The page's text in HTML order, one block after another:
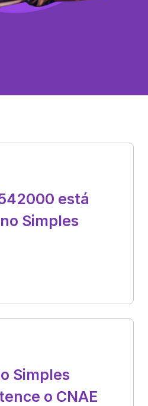
está
Simples
Simples
o CNAE